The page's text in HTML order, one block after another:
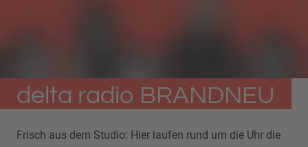
delta radio BRANDNEU
Frisch aus dem Studio: Hier laufen rund um die Uhr die